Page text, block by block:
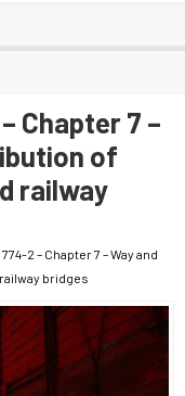
Chapter 7 –
of
railway
2 – Chapter 7 – Way and
bridges